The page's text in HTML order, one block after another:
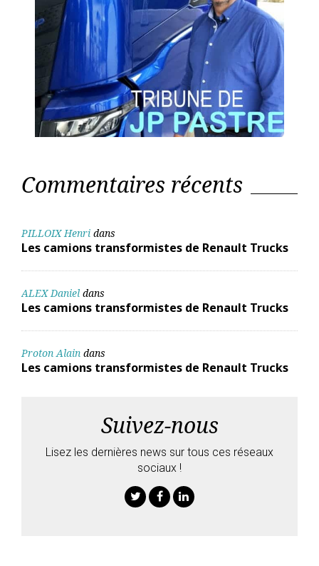
Commentaires récents
PILLOIX Henri dans
Les camions transformistes de Renault Trucks
ALEX Daniel dans
Les camions transformistes de Renault Trucks
Proton Alain dans
Les camions transformistes de Renault Trucks
Suivez-nous
Lisez les dernières news sur tous ces réseaux
sociaux !